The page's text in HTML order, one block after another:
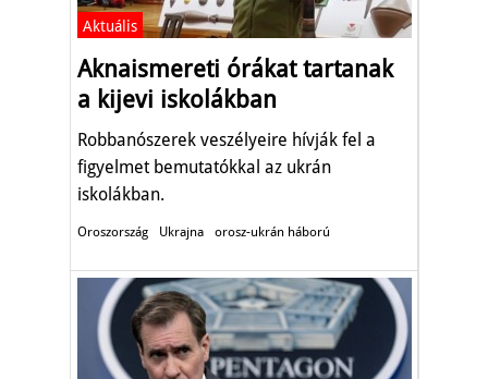
Aktuális
Aknaismereti órákat tartanak
a kijevi iskolákban
Robbanószerek veszélyeire hívják fel a
figyelmet bemutatókkal az ukrán
iskolákban.
Oroszország Ukrajna orosz-ukrán háború